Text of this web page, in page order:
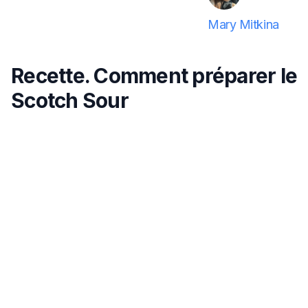
Mary Mitkina
Recette. Comment préparer le
Scotch Sour